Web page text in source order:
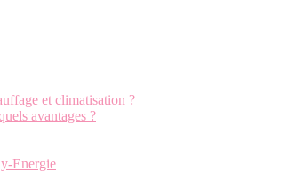
et climatisation ?
avantages ?
Energie